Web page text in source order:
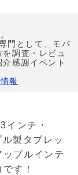
門として、モバ
調査・レビュ
感謝イベント
報
ンチ・
製タブレッ
ップルインテ
す！